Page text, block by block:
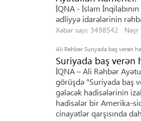
İQNA - İslam
ədliyyə idarələrinin
Xəbər sayı: 3498542
Ali Rəhbər Suriyada baş verən
Suriyada baş verən
İQNA – Ali Rəhbər
görüşdə "Suriyada baş
gələcək hadisələrinin
hadisələr bir Amerika-
cinayətlər qarşısında